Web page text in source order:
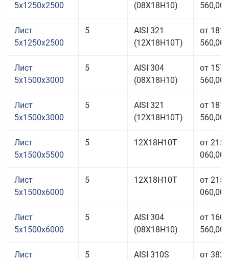
5x1250x2500
(08Х18Н10)
560,00
Лист
5x1250x2500
5
AISI 321
(12Х18Н10Т)
от 181
560,00
Лист
5x1500x3000
5
AISI 304
(08Х18Н10)
от 157
560,00
Лист
5x1500x3000
5
AISI 321
(12Х18Н10Т)
от 181
560,00
Лист
5x1500x5500
5 12Х18Н10Т
от 215
060,00
Лист
5x1500x6000
5 12Х18Н10Т
от 215
060,00
Лист
5x1500x6000
5
AISI 304
(08Х18Н10)
от 160
560,00
Лист
5 AISI 310S
от 382